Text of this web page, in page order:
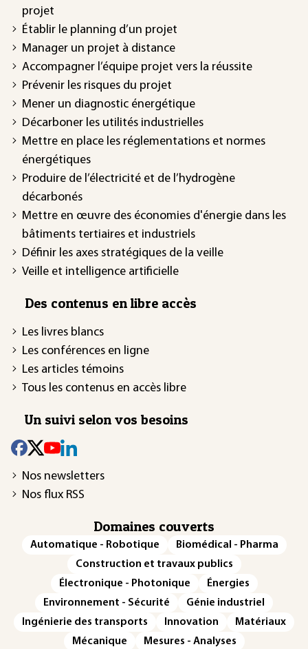
projet
Établir le planning d’un projet
Manager un projet à distance
Accompagner l’équipe projet vers la réussite
Prévenir les risques du projet
Mener un diagnostic énergétique
Décarboner les utilités industrielles
Mettre en place les réglementations et normes
énergétiques
Produire de l’électricité et de l’hydrogène
décarbonés
Mettre en œuvre des économies d'énergie dans les
bâtiments tertiaires et industriels
Définir les axes stratégiques de la veille
Veille et intelligence artificielle
Des contenus en libre accès
Les livres blancs
Les conférences en ligne
Les articles témoins
Tous les contenus en accès libre
Un suivi selon vos besoins
Nos newsletters
Nos flux RSS
Domaines couverts
Automatique - Robotique
Biomédical - Pharma
Construction et travaux publics
Électronique - Photonique
Énergies
Environnement - Sécurité
Génie industriel
Ingénierie des transports
Innovation
Matériaux
Mécanique
Mesures - Analyses